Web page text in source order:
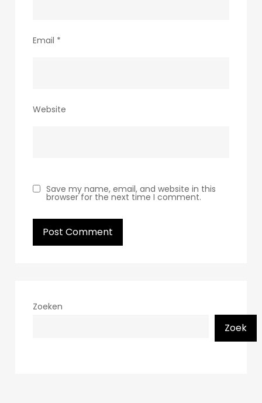
Email *
Website
Save my name, email, and website in this
browser for the next time I comment.
Zoeken
Zoek